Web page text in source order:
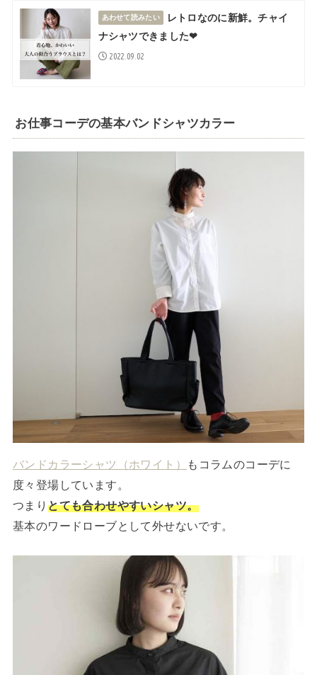
あわせて読みたい
レトロなのに新鮮。チャイ
ナシャツできました❤︎
2022.09.02
お仕事コーデの基本バンドシャツカラー
バンドカラーシャツ（ホワイト）
もコラムのコーデに
度々登場しています。
つまり とても合わせやすいシャツ。
基本のワードローブとして外せないです。